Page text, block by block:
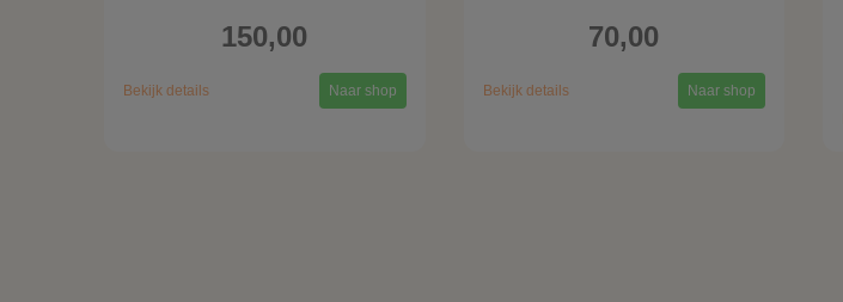
150,00
Bekijk details Naar shop
70,00
Bekijk details Naar shop